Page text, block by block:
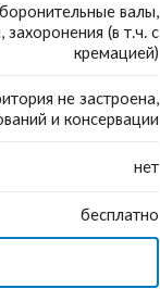
валы,
(в т.ч. с
кремацией)
не застроена,
и консервации
нет
бесплатно